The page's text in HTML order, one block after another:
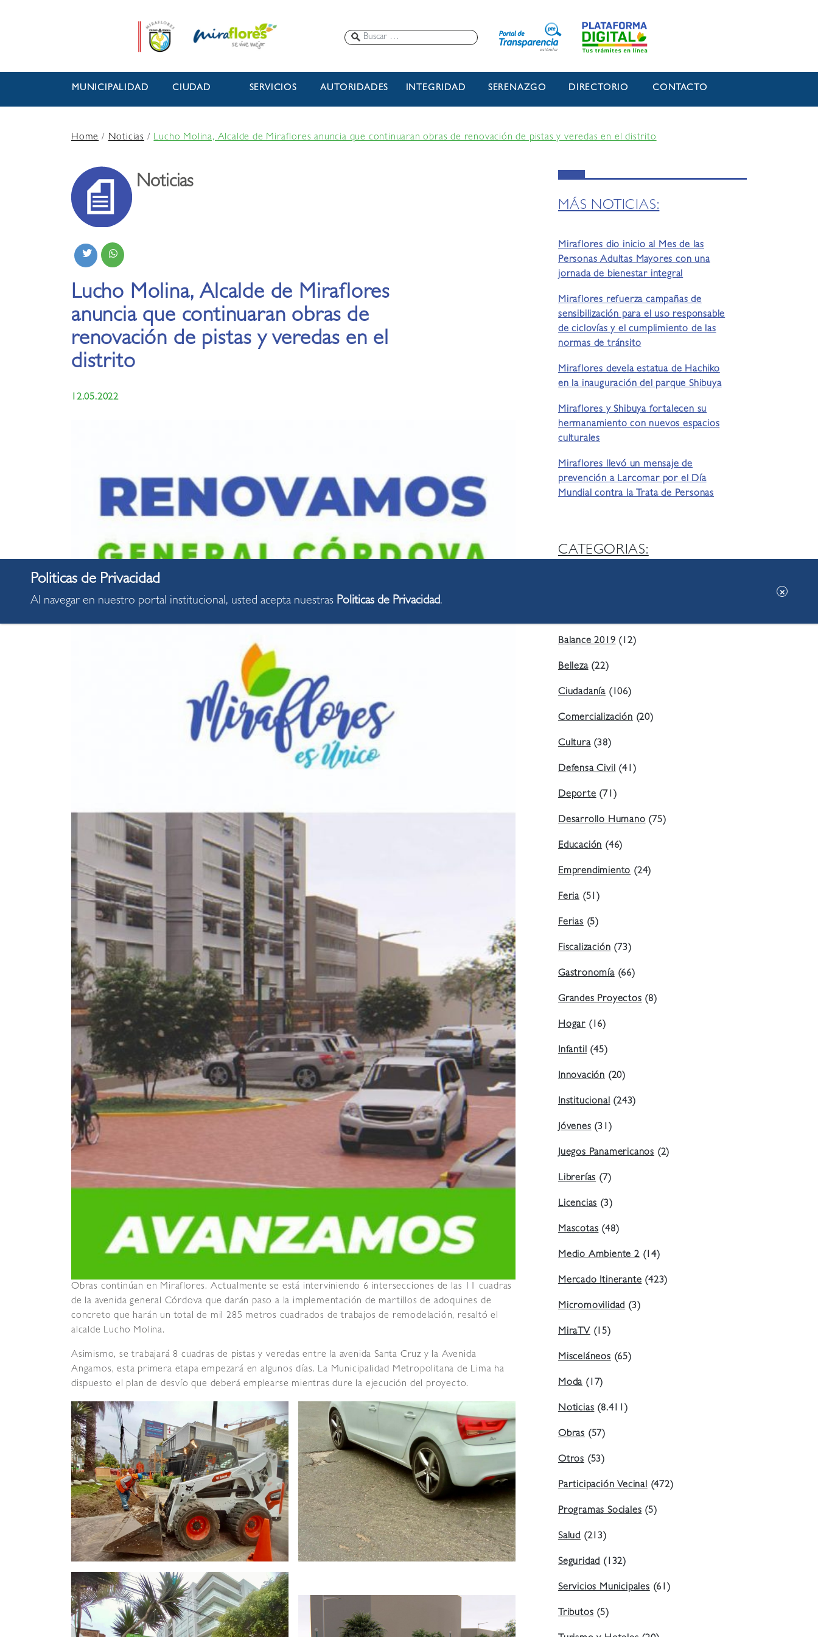
MUNICIPALIDAD CIUDAD SERVICIOS AUTORIDADES INTEGRIDAD SERENAZGO DIRECTORIO CONTACTO
Home/Noticias /Lucho Molina, Alcalde de Miraflores anuncia que continuaran obras de renovación de pistas y veredas en el distrito
Noticias
Lucho Molina, Alcalde de Miraflores
anuncia que continuaran obras de
renovación de pistas y veredas en el
distrito
12.05.2022
Obras continúan en Miraflores. Actualmente se está interviniendo 6 intersecciones de las 11 cuadras
de la avenida general Córdova que darán paso a la implementación de martillos de adoquines de
concreto que harán un total de mil 285 metros cuadrados de trabajos de remodelación, resaltó el
alcalde Lucho Molina.
Asimismo, se trabajará 8 cuadras de pistas y veredas entre la avenida Santa Cruz y la Avenida
Angamos, esta primera etapa empezará en algunos días. La Municipalidad Metropolitana de Lima ha
dispuesto el plan de desvío que deberá emplearse mientras dure la ejecución del proyecto.
MÁS NOTICIAS:
Miraflores dio inicio al Mes de las
Personas Adultas Mayores con una
jornada de bienestar integral
Miraflores refuerza campañas de
sensibilización para el uso responsable
de ciclovías y el cumplimiento de las
normas de tránsito
Miraflores devela estatua de Hachiko
en la inauguración del parque Shibuya
Miraflores y Shibuya fortalecen su
hermanamiento con nuevos espacios
culturales
Miraflores llevó un mensaje de
prevención a Larcomar por el Día
Mundial contra la Trata de Personas
CATEGORIAS:
Balance 2019(12)
Belleza(22)
Ciudadanía (106)
Comercialización(20)
Cultura(38)
Defensa Civil(41)
Deporte(71)
Desarrollo Humano(75)
Educación(46)
Emprendimiento(24)
Feria (51)
Ferias(5)
Fiscalización(73)
Gastronomía(66)
Grandes Proyectos(8)
Hogar (16)
Infantil(45)
Innovación (20)
Institucional(243)
Jóvenes(31)
Juegos Panamericanos (2)
Librerías(7)
Licencias(3)
Mascotas(48)
Medio Ambiente 2(14)
Mercado Itinerante(423)
Micromovilidad(3)
MiraTV(15)
Misceláneos(65)
Moda(17)
Noticias(8.411)
Obras (57)
Otros (53)
Participación Vecinal(472)
Programas Sociales(5)
Salud (213)
Seguridad(132)
Servicios Municipales(61)
Tributos(5)
Al navegar en nuestro portal institucional, usted acepta nuestras Politicas de Privacidad.